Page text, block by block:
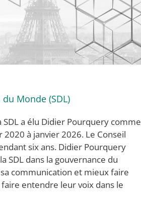
Monde (SDL)
a élu Didier Pourquery comme
2020 à janvier 2026. Le Conseil
six ans. Didier Pourquery
SDL dans la gouvernance du
communication et mieux faire
entendre leur voix dans le